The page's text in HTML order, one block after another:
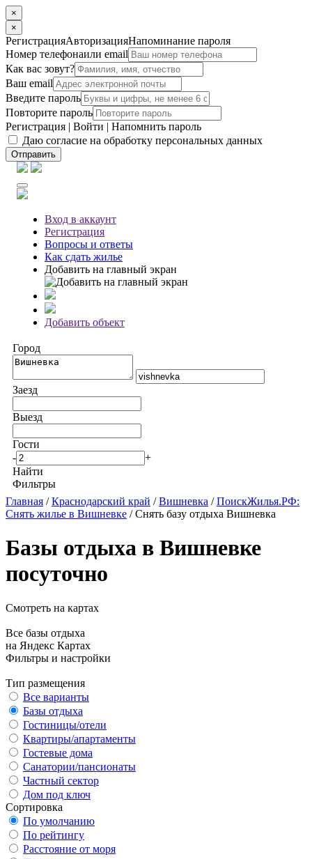
×
×
РегистрацияАвторизацияНапоминание пароля
Номер телефонаили email
Как вас зовут?
Ваш email
Введите пароль
Повторите пароль
Регистрация | Войти | Напомнить пароль
Даю согласие на обработку персональных данных
Отправить
Вход в аккаунт
Регистрация
Вопросы и ответы
Как сдать жилье
Добавить на главный экран
Добавить объект
Город
Заезд
Выезд
Гости
-
+
Найти
Фильтры
Главная /Краснодарский край /Вишневка /ПоискЖилья.РФ:
Снять жилье в Вишневке / Снять базу отдыха Вишневка
Базы отдыха в Вишневке
посуточно
Смотреть на картах
Все базы отдыха
на Яндекс Картах
Фильтры и настройки
Тип размещения
Все варианты
Базы отдыха
Гостиницы/отели
Квартиры/апартаменты
Гостевые дома
Санатории/пансионаты
Частный сектор
Дом под ключ
Сортировка
По умолчанию
По рейтингу
Расстояние от моря